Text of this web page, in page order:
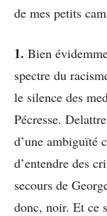
de mes petits
1. Bien
spectre du
le silence des
Pécresse.
d’une ambiguïté
d’entendre des
secours de
donc, noir. Et ce